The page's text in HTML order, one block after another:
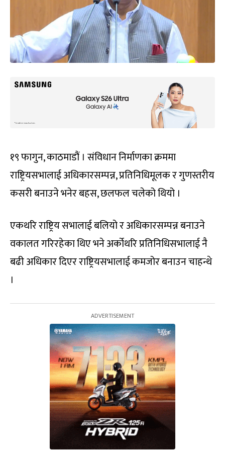
१९ फागुन, काठमाडौं । संविधान निर्माणका क्रममा
राष्ट्रियसभालाई अधिकारसम्पन्न, प्रतिनिधिमूलक र गुणस्तरीय
कसरी बनाउने भनेर बहस, छलफल चलेको थियो ।
एकथरि राष्ट्रिय सभालाई बलियो र अधिकारसम्पन्न बनाउने
वकालत गरिरहेका थिए भने अर्कोथरि प्रतिनिधिसभालाई नै
बढी अधिकार दिएर राष्ट्रियसभालाई कमजोर बनाउन चाहन्थे
।